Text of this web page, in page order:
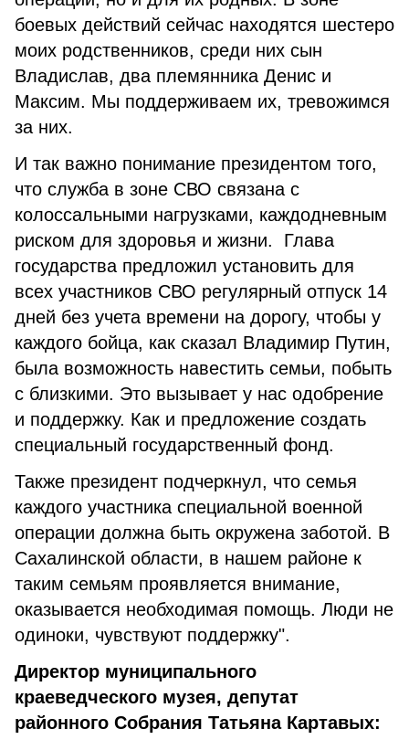
боевых действий сейчас находятся шестеро
моих родственников, среди них сын
Владислав, два племянника Денис и
Максим. Мы поддерживаем их, тревожимся
за них.
И так важно понимание президентом того,
что служба в зоне СВО связана с
колоссальными нагрузками, каждодневным
риском для здоровья и жизни. Глава
государства предложил установить для
всех участников СВО регулярный отпуск 14
дней без учета времени на дорогу, чтобы у
каждого бойца, как сказал Владимир Путин,
была возможность навестить семьи, побыть
с близкими. Это вызывает у нас одобрение
и поддержку. Как и предложение создать
специальный государственный фонд.
Также президент подчеркнул, что семья
каждого участника специальной военной
операции должна быть окружена заботой. В
Сахалинской области, в нашем районе к
таким семьям проявляется внимание,
оказывается необходимая помощь. Люди не
одиноки, чувствуют поддержку".
Директор муниципального
краеведческого музея, депутат
районного Собрания Татьяна Картавых: